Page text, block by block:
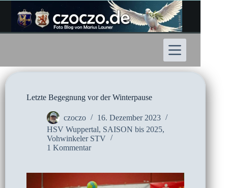
Inhalt
springen
Letzte Begegnung vor der Winterpause
czoczo
16. Dezember 2023
HSV Wuppertal, SAISON bis 2025,
Vohwinkeler STV
1 Kommentar